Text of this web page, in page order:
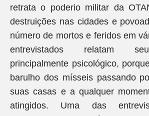
retrata o poderio militar da
destruições nas cidades e
número de mortos e feridos em
entrevistados relatam
principalmente psicológico,
barulho dos mísseis passando
suas casas e a qualquer
atingidos. Uma das